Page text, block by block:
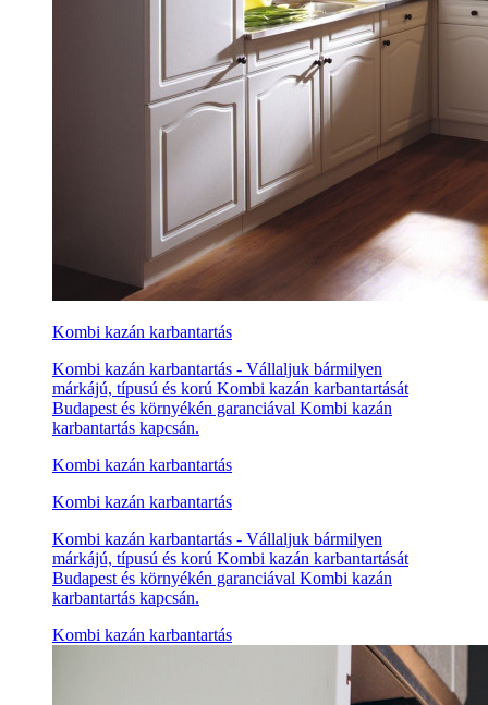
Kombi kazán karbantartás
Kombi kazán karbantartás - Vállaljuk bármilyen
márkájú, típusú és korú Kombi kazán karbantartását
Budapest és környékén garanciával Kombi kazán
karbantartás kapcsán.
Kombi kazán karbantartás
Kombi kazán karbantartás
Kombi kazán karbantartás - Vállaljuk bármilyen
márkájú, típusú és korú Kombi kazán karbantartását
Budapest és környékén garanciával Kombi kazán
karbantartás kapcsán.
Kombi kazán karbantartás